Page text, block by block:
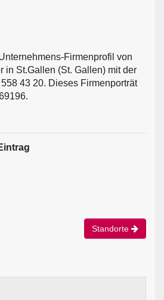
Firmenprofil von
in St.Gallen (St. Gallen) mit der
43 20. Dieses Firmenporträt
Standorte